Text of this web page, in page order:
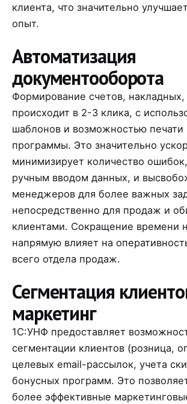
клиента, что значительно
опыт.
Автоматизация
документооборота
Формирование счетов, накладных,
происходит в 2-3 клика, с
шаблонов и возможностью печати
программы. Это значительно
минимизирует количество
ручным вводом данных, и
менеджеров для более важных
непосредственно для продаж и
клиентами. Сокращение времени
напрямую влияет на
всего отдела продаж.
Сегментация
маркетинг
1С:УНФ предоставляет
сегментации клиентов (розница,
целевых email-рассылок, учета
бонусных программ. Это
более эффективные